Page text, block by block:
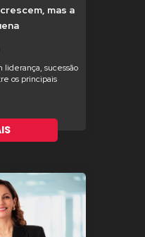
mas a
liderança, sucessão
os principais